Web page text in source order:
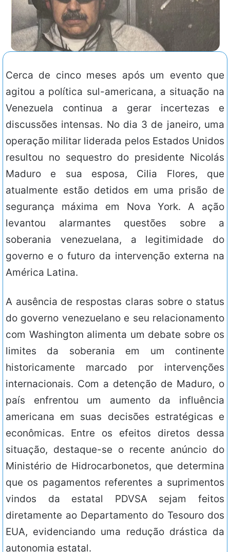
Cerca de cinco meses após um evento que
agitou a política sul-americana, a situação na
Venezuela continua a gerar incertezas e
discussões intensas. No dia 3 de janeiro, uma
operação militar liderada pelos Estados Unidos
resultou no sequestro do presidente Nicolás
Maduro e sua esposa, Cilia Flores, que
atualmente estão detidos em uma prisão de
segurança máxima em Nova York. A ação
levantou alarmantes questões sobre a
soberania venezuelana, a legitimidade do
governo e o futuro da intervenção externa na
América Latina.
A ausência de respostas claras sobre o status
do governo venezuelano e seu relacionamento
com Washington alimenta um debate sobre os
limites da soberania em um continente
historicamente marcado por intervenções
internacionais. Com a detenção de Maduro, o
país enfrentou um aumento da influência
americana em suas decisões estratégicas e
econômicas. Entre os efeitos diretos dessa
situação, destaque-se o recente anúncio do
Ministério de Hidrocarbonetos, que determina
que os pagamentos referentes a suprimentos
vindos da estatal PDVSA sejam feitos
diretamente ao Departamento do Tesouro dos
EUA, evidenciando uma redução drástica da
autonomia estatal.